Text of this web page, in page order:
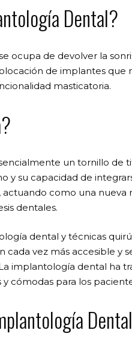
Dental?
ocupa de devolver la
de implantes
masticatoria.
un tornillo de
y su capacidad de
actuando como una
dentales.
dental y técnicas
cada vez más accesible y
implantología dental ha
cómodas para los
Dental